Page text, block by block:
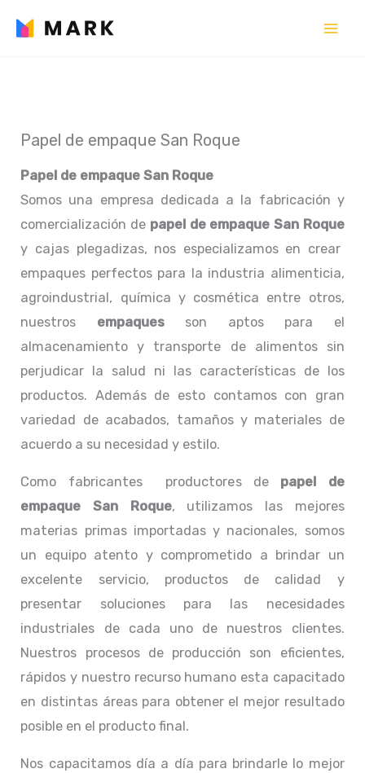
Papel de empaque San Roque
Papel de empaque San Roque
Somos una empresa dedicada a la fabricación y
comercialización de papel de empaque San Roque
y cajas plegadizas, nos especializamos en crear
empaques perfectos para la industria alimenticia,
agroindustrial, química y cosmética entre otros,
nuestros empaquesson aptos para el
almacenamiento y transporte de alimentos sin
perjudicar la salud ni las características de los
productos. Además de esto contamos con gran
variedad de acabados, tamaños y materiales de
acuerdo a su necesidad y estilo.
Como fabricantes productores de papel de
empaque San Roque, utilizamos las mejores
materias primas importadas y nacionales, somos
un equipo atento y comprometido a brindar un
excelente servicio, productos de calidad y
presentar soluciones para las necesidades
industriales de cada uno de nuestros clientes.
Nuestros procesos de producción son eficientes,
rápidos y nuestro recurso humano esta capacitado
en distintas áreas para obtener el mejor resultado
posible en el producto final.
Nos capacitamos día a día para brindarle lo mejor